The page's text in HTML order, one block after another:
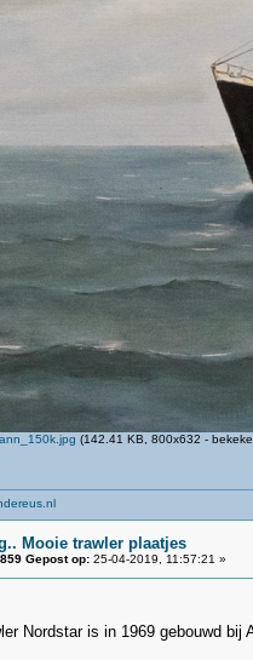
(142.41 KB, 800x632 -
Mooie trawler plaatjes
Gepost op:25-04-2019, 11:57:21 »
Nordstar is in 1969 gebouwd